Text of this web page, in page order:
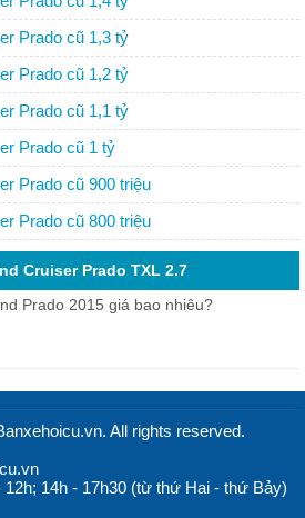
Prado cũ 1,3 tỷ
Prado cũ 1,2 tỷ
Prado cũ 1,1 tỷ
Prado cũ 1 tỷ
Prado cũ 900 triệu
Prado cũ 800 triệu
Cruiser Prado TXL 2.7
Prado 2015 giá bao nhiêu?
All rights reserved.
14h - 17h30 (từ thứ Hai - thứ Bảy)